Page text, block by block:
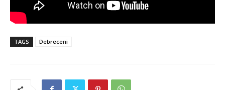
TAGS Debreceni